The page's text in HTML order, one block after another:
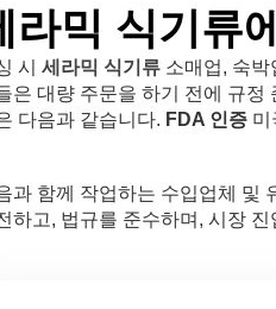
라믹 식기류
시 세라믹 식기류 소매업, 숙박
은 대량 주문을 하기 전에 규정
다음과 같습니다. FDA 인증 미
과 함께 작업하는 수입업체 및
하고, 법규를 준수하며, 시장